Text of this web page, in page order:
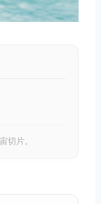
切片。